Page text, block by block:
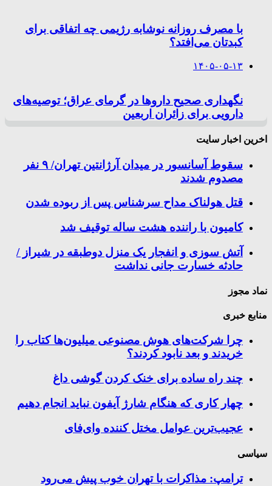
با مصرف روزانه نوشابه رژیمی چه اتفاقی برای
کبدتان می‌افتد؟
۱۴۰۵-۰۵-۱۳
نگهداری صحیح داروها در گرمای عراق؛ توصیه‌های
دارویی برای زائران اربعین
اخرین اخبار سایت
سقوط آسانسور در میدان آرژانتین تهران/ ۹ نفر
مصدوم شدند
قتل هولناک مداح سرشناس پس از ربوده شدن
کامیون با راننده هشت ساله توقیف شد
آتش سوزی و انفجار یک منزل دوطبقه در شیراز /
حادثه خسارت جانی نداشت
نماد مجوز
منابع خبری
چرا شرکت‌های هوش مصنوعی میلیون‌ها کتاب را
خریدند و بعد نابود کردند؟
چند راه‌ ساده برای خنک کردن گوشی داغ
چهار کاری که هنگام شارژ آیفون نباید انجام دهیم
عجیب‌ترین عوامل مختل کننده وای‌فای
سیاسی
ترامپ: مذاکرات با تهران خوب پیش می‌رود